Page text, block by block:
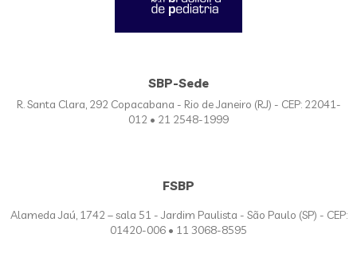
SBP-Sede
R. Santa Clara, 292 Copacabana - Rio de Janeiro (RJ) - CEP: 22041-
012 • 21 2548-1999
FSBP
Alameda Jaú, 1742 – sala 51 - Jardim Paulista - São Paulo (SP) - CEP:
01420-006 • 11 3068-8595